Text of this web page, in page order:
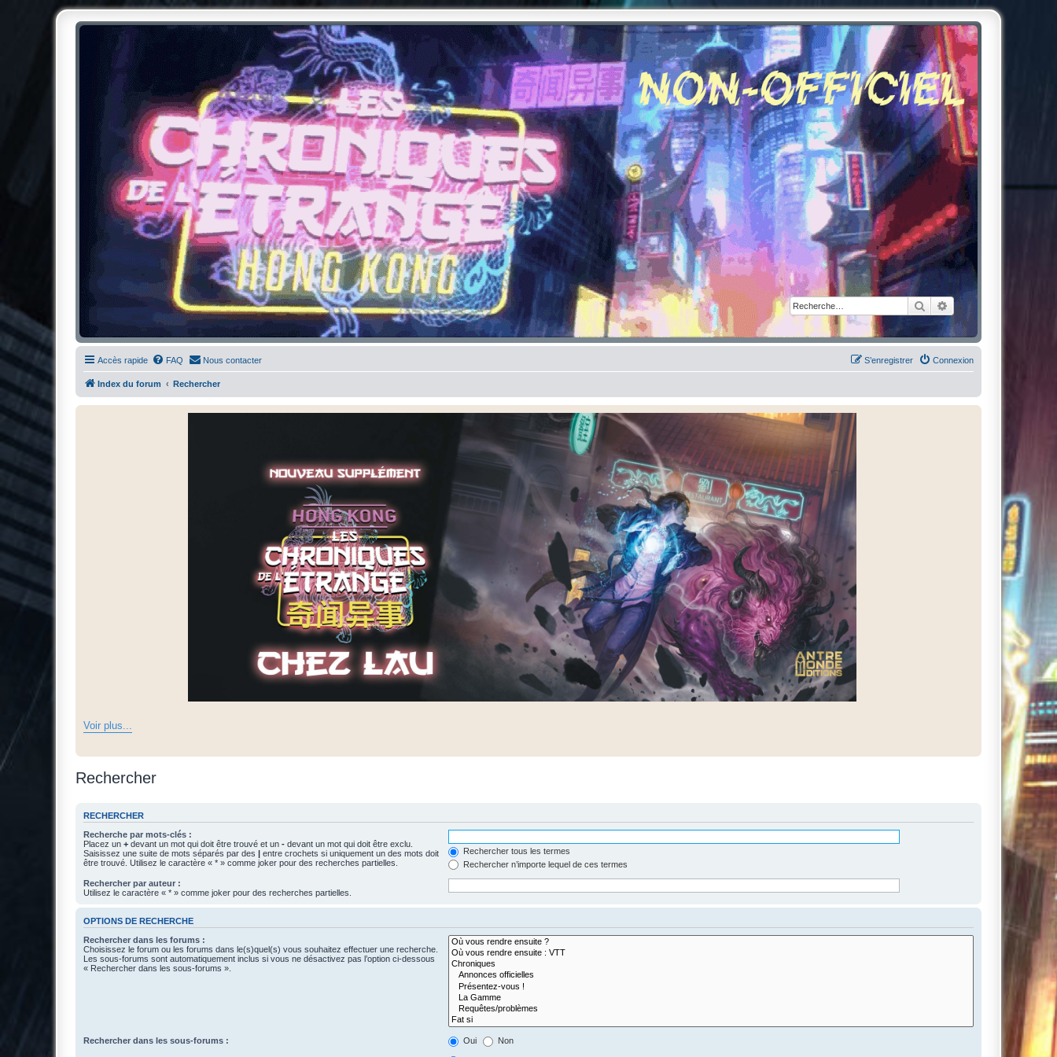
RechercherRecherche avancée
Chroniques de l'Étrange NO
Pour les amateurs des Chroniques de l'Étrange
Accès rapide FAQ Nous contacter Connexion
S’enregistrer
Index du forum Rechercher
Voir plus...
Rechercher
RECHERCHER
Recherche par mots-clés :
Placez un + devant un mot qui doit être trouvé et un - devant un mot qui doit être exclu.
Saisissez une suite de mots séparés par des | entre crochets si uniquement un des mots doit
être trouvé. Utilisez le caractère « * » comme joker pour des recherches partielles.
Rechercher tous les termes
Rechercher n’importe lequel de ces termes
Rechercher par auteur :
Utilisez le caractère « * » comme joker pour des recherches partielles.
OPTIONS DE RECHERCHE
Rechercher dans les forums :
Choisissez le forum ou les forums dans le(s)quel(s) vous souhaitez effectuer une recherche.
Les sous-forums sont automatiquement inclus si vous ne désactivez pas l’option ci-dessous
« Rechercher dans les sous-forums ».
Rechercher dans les sous-forums : Oui Non